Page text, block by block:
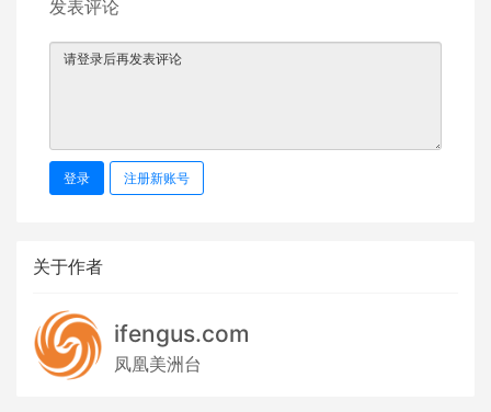
发表评论
登录 注册新账号
关于作者
ifengus.com
凤凰美洲台